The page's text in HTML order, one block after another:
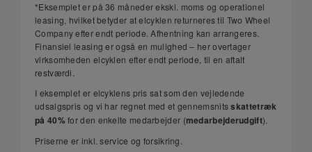
*Eksemplet er på 36 måneder ekskl. moms og operationel
leasing, hvilket betyder at elcyklen returneres til Two Wheel
Company efter endt periode. Afhentning kan arrangeres.
Finansiel leasing er også en mulighed – her overtager
virksomheden elcyklen efter endt periode, til en aftalt
restværdi.
I eksemplet er elcyklens pris sat som den vejledende
udsalgspris og vi har regnet med et gennemsnitsskattetræk
på 40%for den enkelte medarbejder (medarbejderudgift).
Priserne er inkl. service og forsikring.